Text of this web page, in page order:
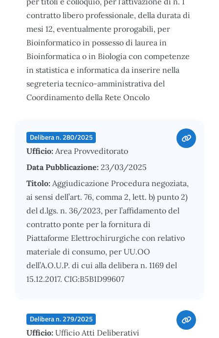
contratto libero professionale, della durata di
mesi 12, eventualmente prorogabili, per
Bioinformatico in possesso di laurea in
Bioinformatica o in Biologia con competenze
in statistica e informatica da inserire nella
segreteria tecnico-amministrativa del
Coordinamento della Rete Oncolo
Delibera n. 280/2025
Ufficio: Area Provveditorato
Data Pubblicazione: 23/03/2025
Titolo: Aggiudicazione Procedura negoziata,
ai sensi dell’art. 76, comma 2, lett. b) punto 2)
del d.lgs. n. 36/2023, per l’affidamento del
contratto ponte per la fornitura di
Piattaforme Elettrochirurgiche con relativo
materiale di consumo, per UU.OO
dell’A.O.U.P. di cui alla delibera n. 1169 del
15.12.2017. CIG:B5B1D99607
Delibera n. 279/2025
Ufficio: Ufficio Atti Deliberativi